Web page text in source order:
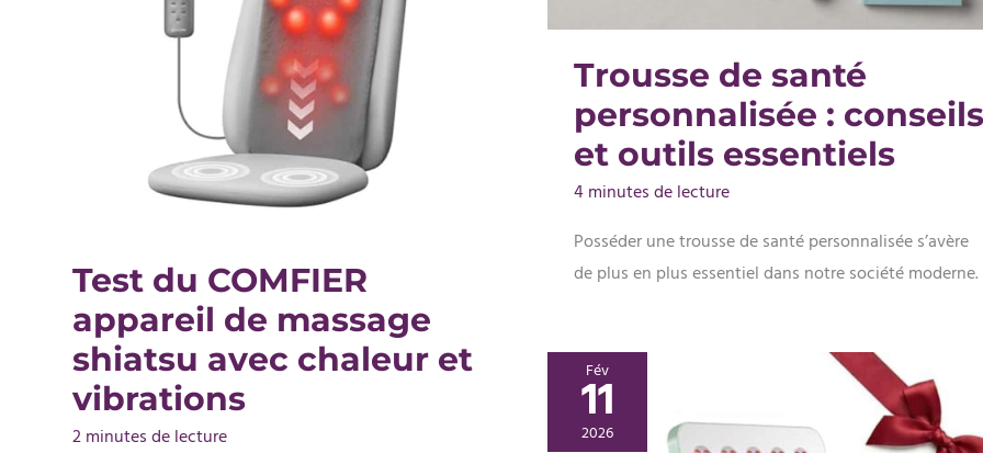
Trousse de santé
personnalisée : conseils
et outils essentiels
4 minutes de lecture
Posséder une trousse de santé personnalisée s’avère
de plus en plus essentiel dans notre société moderne.
Test du COMFIER
appareil de massage
shiatsu avec chaleur et
vibrations
2 minutes de lecture
Fév
11
2026